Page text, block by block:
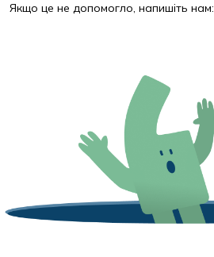
Якщо це не допомогло, напишіть нам: